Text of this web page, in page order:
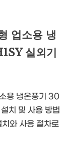
업소용 냉
실외기
용 냉온풍기 30
치 및 사용 방법
와 사용 절차로